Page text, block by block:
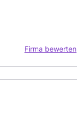
Firma bewerten